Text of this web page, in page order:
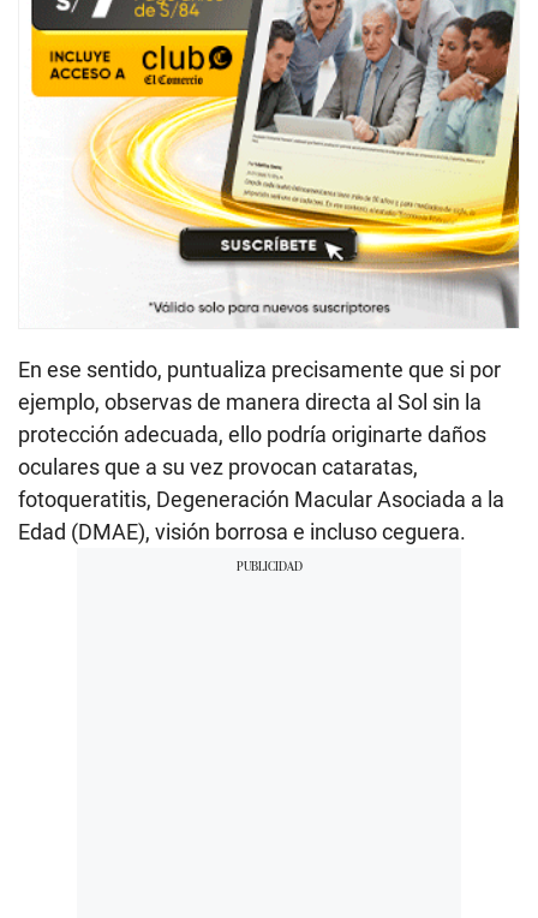
En ese sentido, puntualiza precisamente que si por
ejemplo, observas de manera directa al Sol sin la
protección adecuada, ello podría originarte daños
oculares que a su vez provocan cataratas,
fotoqueratitis, Degeneración Macular Asociada a la
Edad (DMAE), visión borrosa e incluso ceguera.